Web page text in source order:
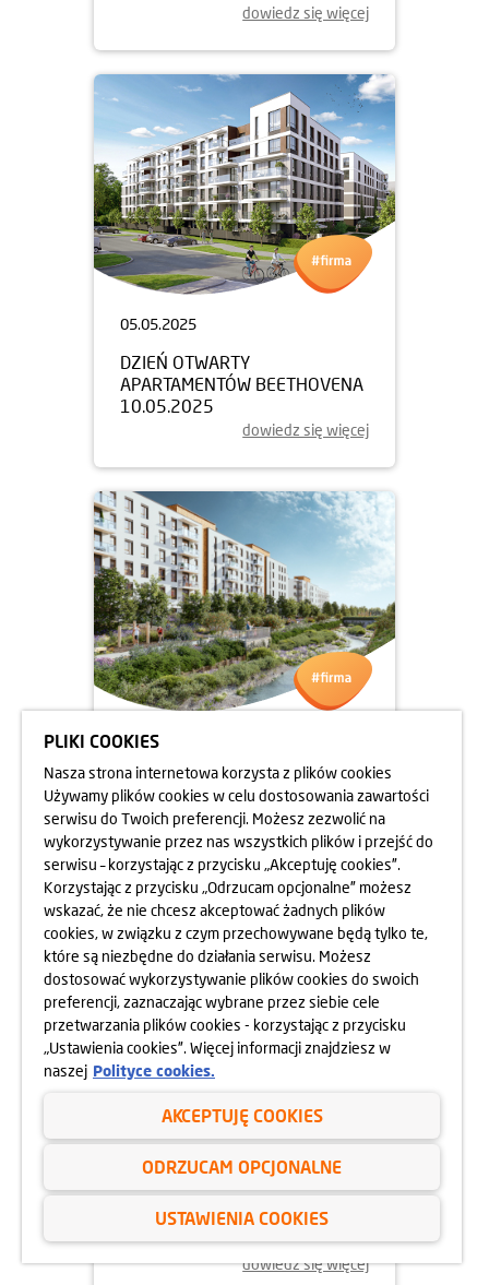
dowiedz się więcej
05.05.2025
DZIEŃ OTWARTY
APARTAMENTÓW BEETHOVENA
10.05.2025
dowiedz się więcej
05.05.2025
DZIEŃ OTWARTY
MOKOTOWA SPORTOWEGO
10.05.2025
dowiedz się więcej
24.04.2025
800 MIESZKAŃ BEZ WKŁADU
WŁASNEGO
dowiedz się więcej
PLIKI COOKIES
Nasza strona internetowa korzysta z plików cookies
Używamy plików cookies w celu dostosowania zawartości
serwisu do Twoich preferencji. Możesz zezwolić na
wykorzystywanie przez nas wszystkich plików i przejść do
serwisu – korzystając z przycisku „Akceptuję cookies”.
Korzystając z przycisku „Odrzucam opcjonalne” możesz
wskazać, że nie chcesz akceptować żadnych plików
cookies, w związku z czym przechowywane będą tylko te,
które są niezbędne do działania serwisu. Możesz
dostosować wykorzystywanie plików cookies do swoich
preferencji, zaznaczając wybrane przez siebie cele
przetwarzania plików cookies - korzystając z przycisku
„Ustawienia cookies”. Więcej informacji znajdziesz w
naszej Polityce cookies.
AKCEPTUJĘ COOKIES
ODRZUCAM OPCJONALNE
USTAWIENIA COOKIES